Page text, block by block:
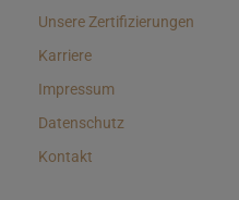
Unsere Zertifizierungen
Karriere
Impressum
Datenschutz
Kontakt